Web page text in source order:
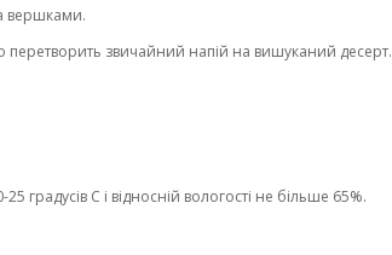
вершками.
звичайний напій на вишуканий десерт.
градусів С і відносній вологості не більше 65%.